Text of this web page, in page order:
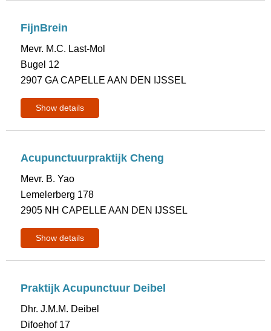
FijnBrein
Mevr. M.C. Last-Mol
Bugel 12
2907 GA CAPELLE AAN DEN IJSSEL
Show details
Acupunctuurpraktijk Cheng
Mevr. B. Yao
Lemelerberg 178
2905 NH CAPELLE AAN DEN IJSSEL
Show details
Praktijk Acupunctuur Deibel
Dhr. J.M.M. Deibel
Difoehof 17